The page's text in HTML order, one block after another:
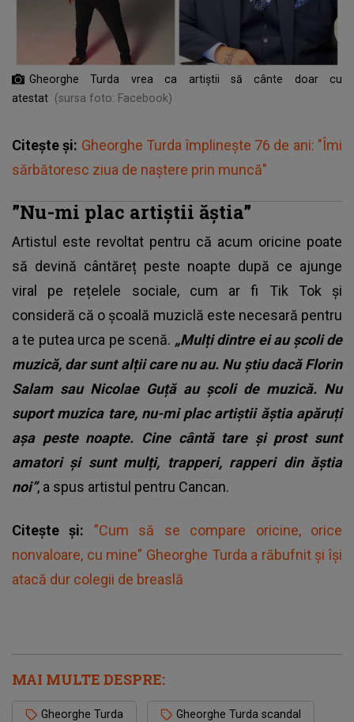
Gheorghe Turda vrea ca artiștii să cânte doar cu
atestat (sursa foto: Facebook)
Citește și: Gheorghe Turda împlinește 76 de ani: "Îmi
sărbătoresc ziua de naștere prin muncă"
”Nu-mi plac artiștii ăștia”
Artistul este revoltat pentru că acum oricine poate
să devină cântăreț peste noapte după ce ajunge
viral pe rețelele sociale, cum ar fi Tik Tok și
consideră că o școală muziclă este necesară pentru
a te putea urca pe scenă. „Mulți dintre ei au școli de
muzică, dar sunt alții care nu au. Nu știu dacă Florin
Salam sau Nicolae Guță au școli de muzică. Nu
suport muzica tare, nu-mi plac artiștii ăștia apăruți
așa peste noapte. Cine cântă tare și prost sunt
amatori și sunt mulți, trapperi, rapperi din ăștia
noi”, a spus artistul pentru Cancan.
Citește și: ”Cum să se compare oricine, orice
nonvaloare, cu mine” Gheorghe Turda a răbufnit și își
atacă dur colegii de breaslă
MAI MULTE DESPRE:
Gheorghe Turda Gheorghe Turda scandal